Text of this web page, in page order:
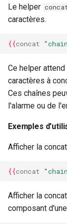
Le helper
caractères.
{{concat
Ce helper
caractères à
Ces chaînes
l'alarme ou de
Exemples
Afficher la
{{concat
Afficher la
composant